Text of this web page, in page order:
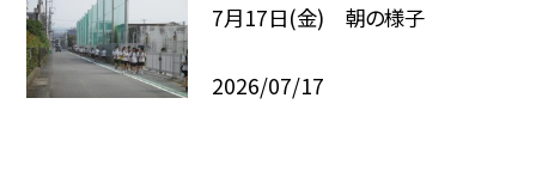
7月17日(金) 朝の様子
2026/07/17